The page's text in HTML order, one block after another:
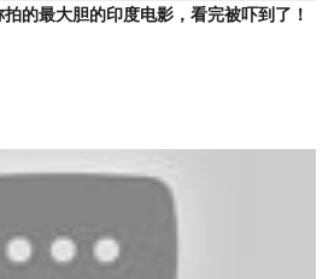
的最大胆的印度电影，看完被吓到了！